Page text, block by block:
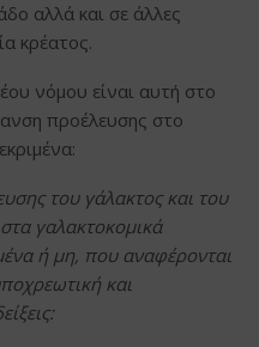
αλλά και σε άλλες
κρέατος.
νόμου είναι αυτή στο
προέλευσης στο
του γάλακτος και του
γαλακτοκομικά
ή μη, που αναφέρονται
και